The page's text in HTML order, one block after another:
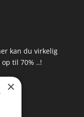
kan du virkelig
til 70% ..!
×